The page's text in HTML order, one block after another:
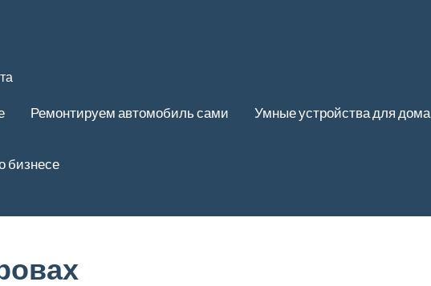
Ремонтируем автомобиль сами Умные устройства для дома
бизнесе